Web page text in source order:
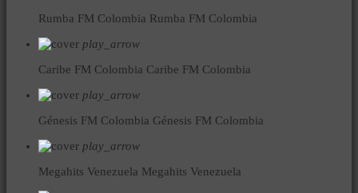
Rumba FM Colombia Rumba FM Colombia
play_arrow
Caribe FM Colombia Caribe FM Colombia
play_arrow
Génesis FM Colombia Génesis FM Colombia
play_arrow
Megahits Venezuela Megahits Venezuela